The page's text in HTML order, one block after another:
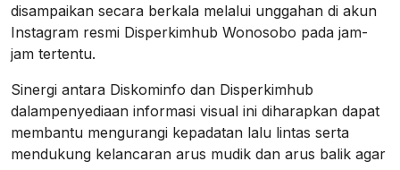
disampaikan secara berkala melalui unggahan di akun
Instagram resmi Disperkimhub Wonosobo pada jam-
jam tertentu.
Sinergi antara Diskominfo dan Disperkimhub
dalampenyediaan informasi visual ini diharapkan dapat
membantu mengurangi kepadatan lalu lintas serta
mendukung kelancaran arus mudik dan arus balik agar